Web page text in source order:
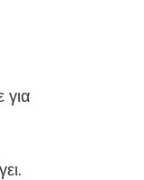
για